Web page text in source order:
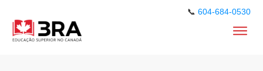
📞 604-684-0530